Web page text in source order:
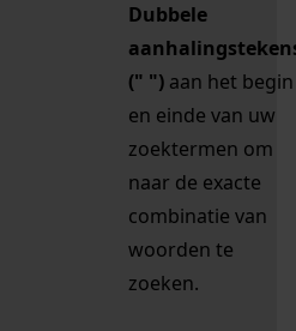
Dubbele
(" ") aan het begin
en einde van uw
zoektermen om
naar de exacte
combinatie van
woorden te
zoeken.